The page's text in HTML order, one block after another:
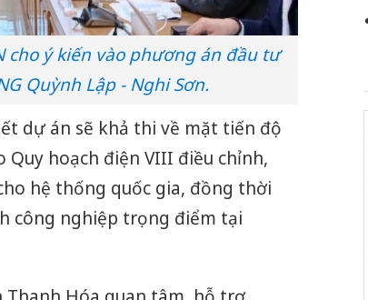
cho ý kiến vào phương án đầu tư
Quỳnh Lập - Nghi Sơn.
dự án sẽ khả thi về mặt tiến độ
hoạch điện VIII điều chỉnh,
hệ thống quốc gia, đồng thời
công nghiệp trọng điểm tại
Công an Thanh Hóa
tìm bị hại trong vụ
án sản xuất, buôn